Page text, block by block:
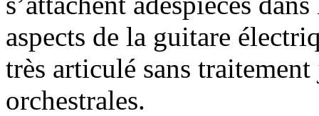
aspects de la guitare
très articulé sans traitement
orchestrales.